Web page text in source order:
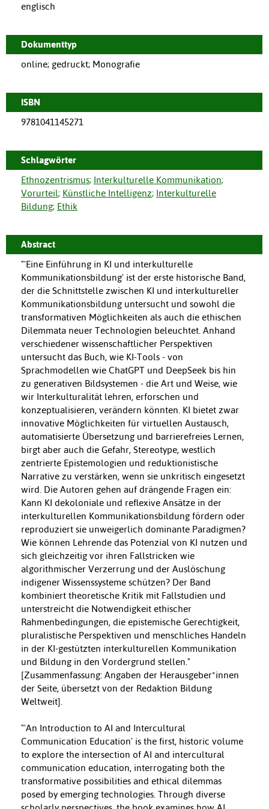
englisch
Dokumenttyp
online; gedruckt; Monografie
ISBN
9781041145271
Schlagwörter
Ethnozentrismus; Interkulturelle Kommunikation;
Vorurteil; Künstliche Intelligenz; Interkulturelle
Bildung; Ethik
Abstract
"'Eine Einführung in KI und interkulturelle
Kommunikationsbildung' ist der erste historische Band,
der die Schnittstelle zwischen KI und interkultureller
Kommunikationsbildung untersucht und sowohl die
transformativen Möglichkeiten als auch die ethischen
Dilemmata neuer Technologien beleuchtet. Anhand
verschiedener wissenschaftlicher Perspektiven
untersucht das Buch, wie KI-Tools - von
Sprachmodellen wie ChatGPT und DeepSeek bis hin
zu generativen Bildsystemen - die Art und Weise, wie
wir Interkulturalität lehren, erforschen und
konzeptualisieren, verändern könnten. KI bietet zwar
innovative Möglichkeiten für virtuellen Austausch,
automatisierte Übersetzung und barrierefreies Lernen,
birgt aber auch die Gefahr, Stereotype, westlich
zentrierte Epistemologien und reduktionistische
Narrative zu verstärken, wenn sie unkritisch eingesetzt
wird. Die Autoren gehen auf drängende Fragen ein:
Kann KI dekoloniale und reflexive Ansätze in der
interkulturellen Kommunikationsbildung fördern oder
reproduziert sie unweigerlich dominante Paradigmen?
Wie können Lehrende das Potenzial von KI nutzen und
sich gleichzeitig vor ihren Fallstricken wie
algorithmischer Verzerrung und der Auslöschung
indigener Wissenssysteme schützen? Der Band
kombiniert theoretische Kritik mit Fallstudien und
unterstreicht die Notwendigkeit ethischer
Rahmenbedingungen, die epistemische Gerechtigkeit,
pluralistische Perspektiven und menschliches Handeln
in der KI-gestützten interkulturellen Kommunikation
und Bildung in den Vordergrund stellen."
[Zusammenfassung: Angaben der Herausgeber*innen
der Seite, übersetzt von der Redaktion Bildung
Weltweit].
"'An Introduction to AI and Intercultural
Communication Education' is the first, historic volume
to explore the intersection of AI and intercultural
communication education, interrogating both the
transformative possibilities and ethical dilemmas
posed by emerging technologies. Through diverse